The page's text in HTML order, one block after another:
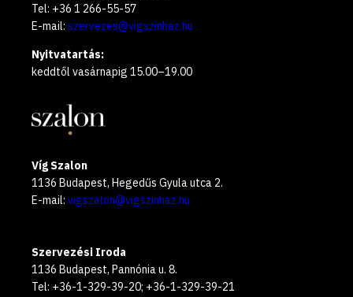
Tel: +36 1 266-55-57
E-mail: szervezes@vigszinhaz.hu
Nyitvatartás:
keddtől vasárnapig 15.00–19.00
Víg Szalon
1136 Budapest, Hegedűs Gyula utca 2.
E-mail: vigszalon@vigszinhaz.hu
Szervezési Iroda
1136 Budapest, Pannónia u. 8.
Tel: +36-1-329-39-20; +36-1-329-39-21